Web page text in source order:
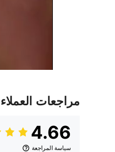
مراجعات العملاء
4.66
سياسة المراجعة